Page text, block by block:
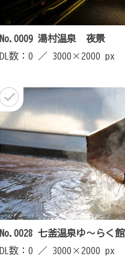
No.0009 湯村温泉 夜景
DL数：0 ／ 3000×2000 px
No.0028 七釜温泉ゆ～らく館
DL数：0 ／ 3000×2000 px